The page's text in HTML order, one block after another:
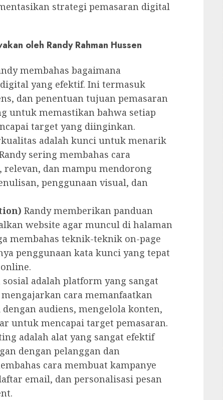
strategi pemasaran digital
oleh Randy Rahman Hussen
membahas bagaimana
yang efektif. Ini termasuk
dan penentuan tujuan pemasaran
untuk memastikan bahwa setiap
target yang diinginkan.
adalah kunci untuk menarik
sering membahas cara
dan mampu mendorong
penggunaan visual, dan
Randy memberikan panduan
website agar muncul di halaman
membahas teknik-teknik on-page
penggunaan kata kunci yang tepat
sosial adalah platform yang sangat
cara memanfaatkan
audiens, mengelola konten,
untuk mencapai target pemasaran.
adalah alat yang sangat efektif
dengan pelanggan dan
cara membuat kampanye
email, dan personalisasi pesan